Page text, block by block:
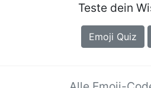
Teste dein
Emoji Quiz